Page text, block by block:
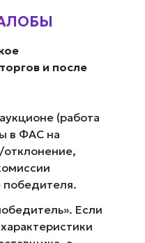
и после
(работа
в ФАС на
победителя.
Если